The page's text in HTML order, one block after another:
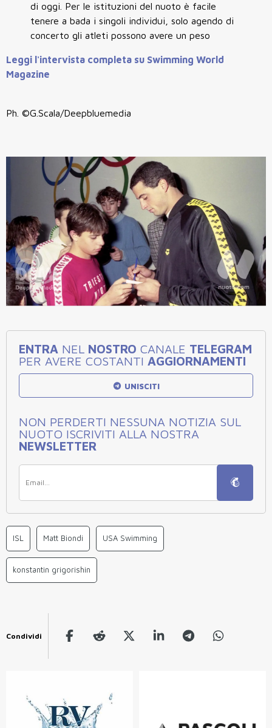
di oggi. Per le istituzioni del nuoto è facile
tenere a bada i singoli individui, solo agendo di
concerto gli atleti possono avere un peso
Leggi l'intervista completa su Swimming World
Magazine
Ph. ©G.Scala/Deepbluemedia
ENTRA NEL NOSTRO CANALE TELEGRAM
PER AVERE COSTANTI AGGIORNAMENTI
UNISCITI
NON PERDERTI NESSUNA NOTIZIA SUL
NUOTO ISCRIVITI ALLA NOSTRA
NEWSLETTER
ISL Matt Biondi USA Swimming
konstantin grigorishin
Condividi